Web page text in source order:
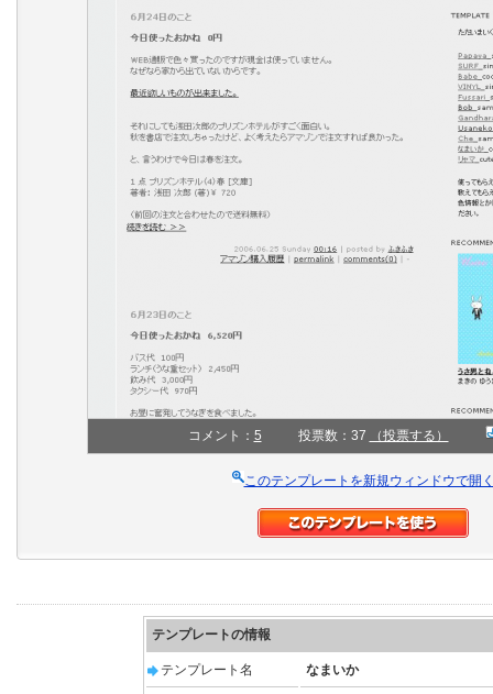
コメント： 5 投票数：37 （投票する）
このテンプレートを新規ウィンドウで開
テンプレートの情報
テンプレート名 なまいか